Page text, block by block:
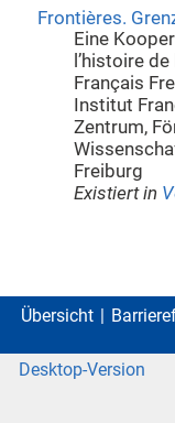
Frontières.
Eine
l’histoire
Français
Institut
Zentrum,
Freiburg
Existiert in
Übersicht
Desktop-Version